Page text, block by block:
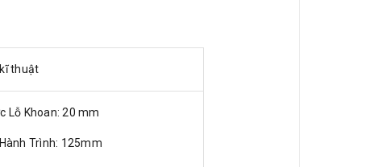
thuật
Lỗ Khoan: 20 mm
Trình: 125mm